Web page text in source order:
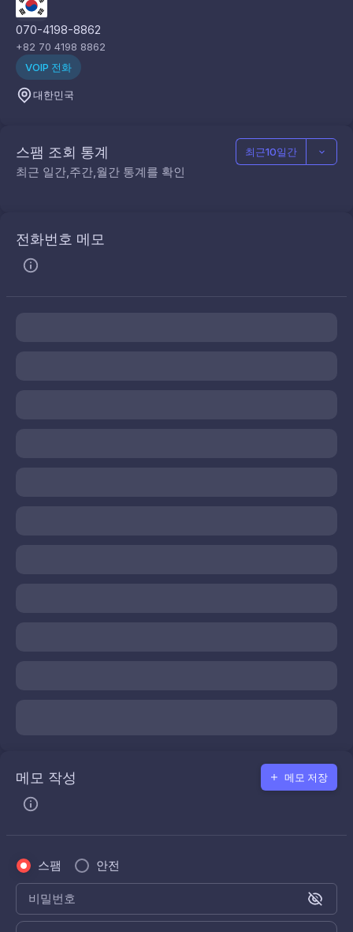
070-4198-8862
+82 70 4198 8862
VOIP 전화
대한민국
스팸 조회 통계
최근 일간,주간,월간 통계를 확인
최근10일간
전화번호 메모
메모 작성 메모 저장
스팸 안전
비밀번호